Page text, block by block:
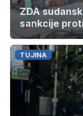
ZDA
sankcije
TUJINA